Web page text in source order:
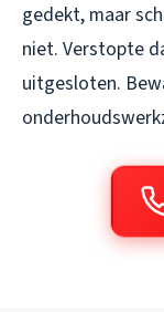
gedekt, maar
niet. Verstopte
uitgesloten.